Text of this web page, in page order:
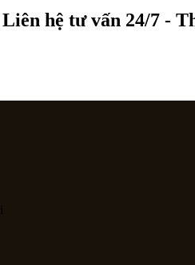
Liên hệ tư vấn 24/7 -